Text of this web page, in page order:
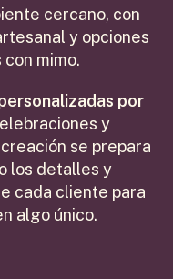
cercano, con
y opciones
mimo.
por
y
se prepara
los detalles y
cada cliente para
algo único.